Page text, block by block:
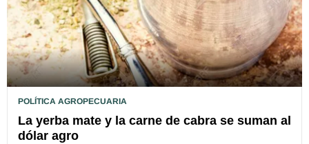
POLÍTICA AGROPECUARIA
La yerba mate y la carne de cabra se suman al
dólar agro